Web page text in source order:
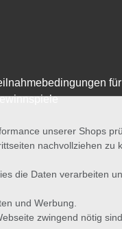
für
unserer Shops
nachvollziehen zu
die Daten verarbeiten
und Werbung.
zwingend nötig